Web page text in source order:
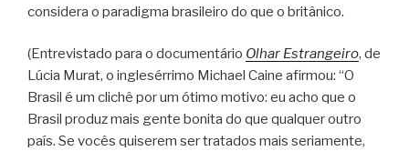
considera o paradigma brasileiro do que o britânico.
(Entrevistado para o documentário Olhar Estrangeiro, de
Lúcia Murat, o inglesérrimo Michael Caine afirmou: “O
Brasil é um clichê por um ótimo motivo: eu acho que o
Brasil produz mais gente bonita do que qualquer outro
país. Se vocês quiserem ser tratados mais seriamente,